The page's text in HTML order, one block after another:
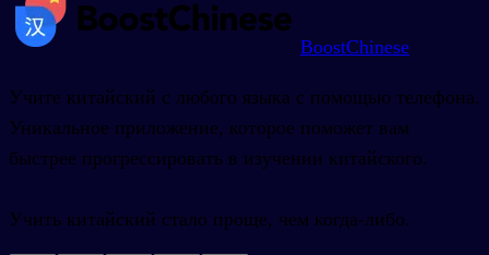
BoostChinese
Учите китайский с любого языка с помощью телефона.
Уникальное приложение, которое поможет вам
быстрее прогрессировать в изучении китайского.
Учить китайский стало проще, чем когда-либо.